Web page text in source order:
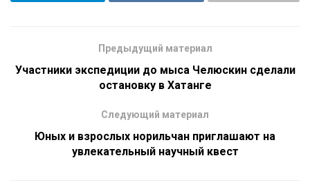
Предыдущий материал
Участники экспедиции до мыса Челюскин сделали
остановку в Хатанге
Следующий материал
Юных и взрослых норильчан приглашают на
увлекательный научный квест